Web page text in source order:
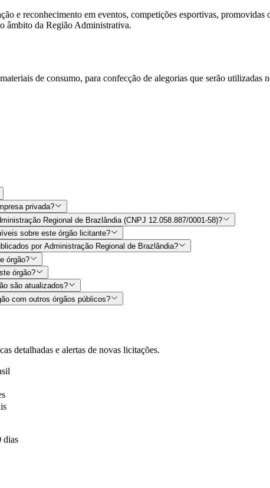
e reconhecimento em eventos, competições esportivas,
âmbito da Região Administrativa.
de consumo, para confecção de alegorias que serão
privada?
Regional de Brazlândia (CNPJ 12.058.887/0001-58)?
sobre este órgão licitante?
por Administração Regional de Brazlândia?
órgão?
órgão?
são atualizados?
com outros órgãos públicos?
detalhadas e alertas de novas licitações.
dias